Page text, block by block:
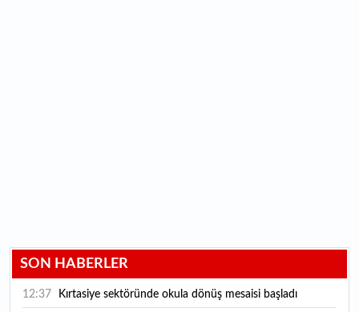
SON HABERLER
12:37 Kırtasiye sektöründe okula dönüş mesaisi başladı